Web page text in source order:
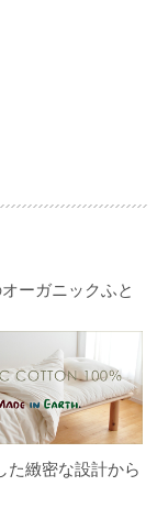
ーガニックふと
た緻密な設計から